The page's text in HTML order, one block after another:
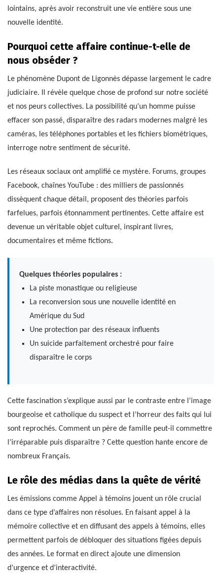
lointains, après avoir reconstruit une vie entière sous une
nouvelle identité.
Pourquoi cette affaire continue-t-elle de
nous obséder ?
Le phénomène Dupont de Ligonnès dépasse largement le cadre
judiciaire. Il révèle quelque chose de profond sur notre société
et nos peurs collectives. La possibilité qu’un homme puisse
effacer son passé, disparaître des radars modernes malgré les
caméras, les téléphones portables et les fichiers biométriques,
interroge notre sentiment de sécurité.
Les réseaux sociaux ont amplifié ce mystère. Forums, groupes
Facebook, chaînes YouTube : des milliers de passionnés
dissèquent chaque détail, proposent des théories parfois
farfelues, parfois étonnamment pertinentes. Cette affaire est
devenue un véritable objet culturel, inspirant livres,
documentaires et même fictions.
Quelques théories populaires :
La piste monastique ou religieuse
La reconversion sous une nouvelle identité en
Amérique du Sud
Une protection par des réseaux influents
Un suicide parfaitement orchestré pour faire
disparaître le corps
Cette fascination s’explique aussi par le contraste entre l’image
bourgeoise et catholique du suspect et l’horreur des faits qui lui
sont reprochés. Comment un père de famille peut-il commettre
l’irréparable puis disparaître ? Cette question hante encore de
nombreux Français.
Le rôle des médias dans la quête de vérité
Les émissions comme Appel à témoins jouent un rôle crucial
dans ce type d’affaires non résolues. En faisant appel à la
mémoire collective et en diffusant des appels à témoins, elles
permettent parfois de débloquer des situations figées depuis
des années. Le format en direct ajoute une dimension
d’urgence et d’interactivité.